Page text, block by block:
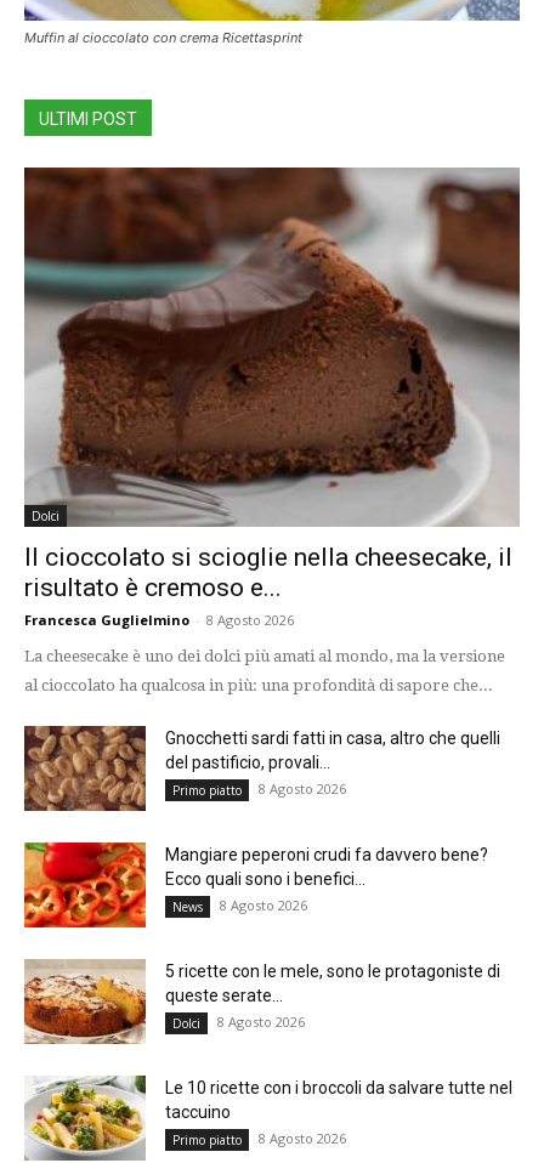
Muffin al cioccolato con crema Ricettasprint
ULTIMI POST
Dolci
Il cioccolato si scioglie nella cheesecake, il
risultato è cremoso e...
Francesca Guglielmino - 8 Agosto 2026
La cheesecake è uno dei dolci più amati al mondo, ma la versione
al cioccolato ha qualcosa in più: una profondità di sapore che...
Gnocchetti sardi fatti in casa, altro che quelli
del pastificio, provali...
Primo piatto 8 Agosto 2026
Mangiare peperoni crudi fa davvero bene?
Ecco quali sono i benefici...
News 8 Agosto 2026
5 ricette con le mele, sono le protagoniste di
queste serate...
Dolci 8 Agosto 2026
Le 10 ricette con i broccoli da salvare tutte nel
taccuino
Primo piatto 8 Agosto 2026